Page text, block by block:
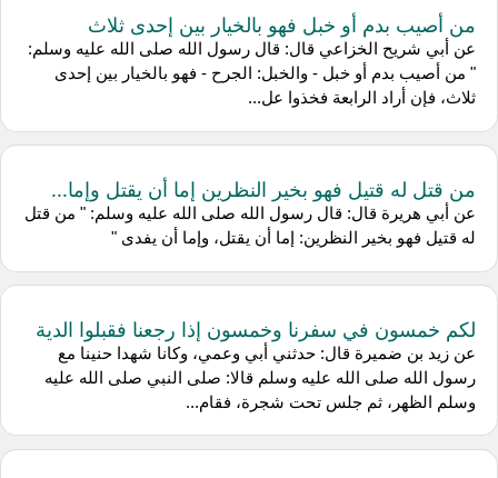
من أصيب بدم أو خبل فهو بالخيار بين إحدى ثلاث
عن أبي شريح الخزاعي قال: قال رسول الله صلى الله عليه وسلم:
" من أصيب بدم أو خبل - والخبل: الجرح - فهو بالخيار بين إحدى
ثلاث، فإن أراد الرابعة فخذوا عل...
من قتل له قتيل فهو بخير النظرين إما أن يقتل وإما...
عن أبي هريرة قال: قال رسول الله صلى الله عليه وسلم: " من قتل
له قتيل فهو بخير النظرين: إما أن يقتل، وإما أن يفدى "
لكم خمسون في سفرنا وخمسون إذا رجعنا فقبلوا الدية
عن زيد بن ضميرة قال: حدثني أبي وعمي، وكانا شهدا حنينا مع
رسول الله صلى الله عليه وسلم قالا: صلى النبي صلى الله عليه
وسلم الظهر، ثم جلس تحت شجرة، فقام...